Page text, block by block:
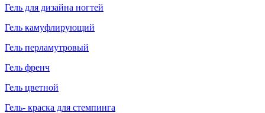
Гель для дизайна ногтей
Гель камуфлирующий
Гель перламутровый
Гель френч
Гель цветной
Гель- краска для стемпинга